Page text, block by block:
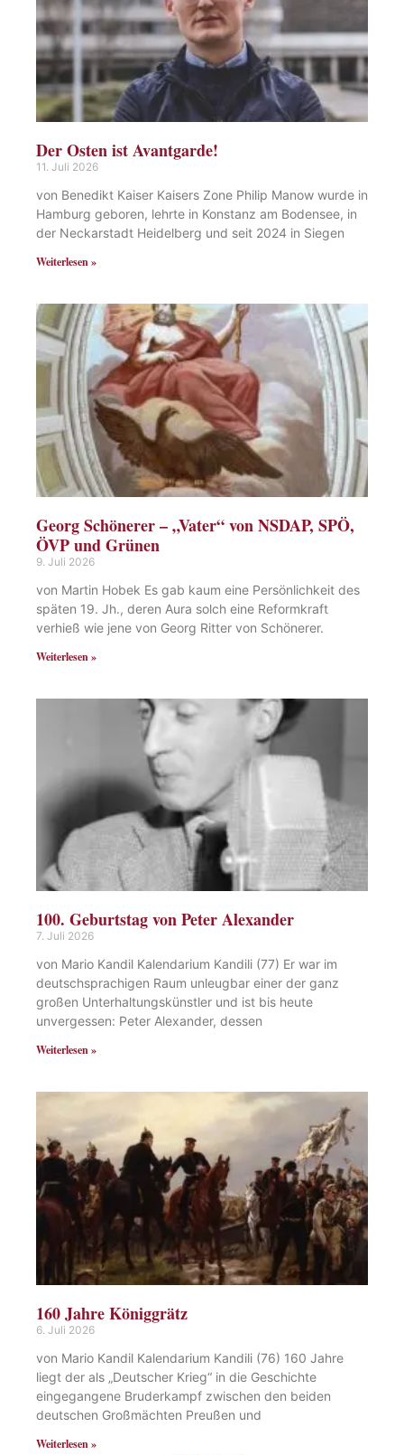
Der Osten ist Avantgarde!
11. Juli 2026
von Benedikt Kaiser Kaisers Zone Philip Manow wurde in
Hamburg geboren, lehrte in Konstanz am Bodensee, in
der Neckarstadt Heidelberg und seit 2024 in Siegen
Weiterlesen »
Georg Schönerer – „Vater“ von NSDAP, SPÖ,
ÖVP und Grünen
9. Juli 2026
von Martin Hobek Es gab kaum eine Persönlichkeit des
späten 19. Jh., deren Aura solch eine Reformkraft
verhieß wie jene von Georg Ritter von Schönerer.
Weiterlesen »
100. Geburtstag von Peter Alexander
7. Juli 2026
von Mario Kandil Kalendarium Kandili (77) Er war im
deutschsprachigen Raum unleugbar einer der ganz
großen Unterhaltungskünstler und ist bis heute
unvergessen: Peter Alexander, dessen
Weiterlesen »
160 Jahre Königgrätz
6. Juli 2026
von Mario Kandil Kalendarium Kandili (76) 160 Jahre
liegt der als „Deutscher Krieg“ in die Geschichte
eingegangene Bruderkampf zwischen den beiden
deutschen Großmächten Preußen und
Weiterlesen »